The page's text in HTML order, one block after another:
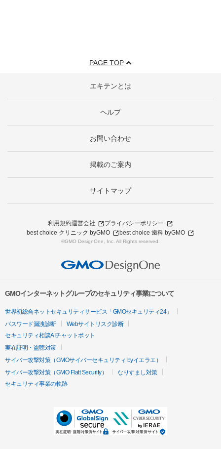
PAGE TOP
エキテンとは
ヘルプ
お問い合わせ
掲載のご案内
サイトマップ
利用規約運営会社
プライバシーポリシー
best choice クリニック byGMO
best choice 歯科 byGMO
©GMO DesignOne, Inc. All Rights reserved.
GMOインターネットグループのセキュリティ事業について
世界初総合ネットセキュリティサービス「GMOセキュリティ24」
パスワード漏洩診断
Webサイトリスク診断
セキュリティ相談AIチャットボット
実在証明・盗聴対策
サイバー攻撃対策（GMOサイバーセキュリティ byイエラエ）
サイバー攻撃対策（GMO Flatt Security）
なりすまし対策
セキュリティ事業の軌跡